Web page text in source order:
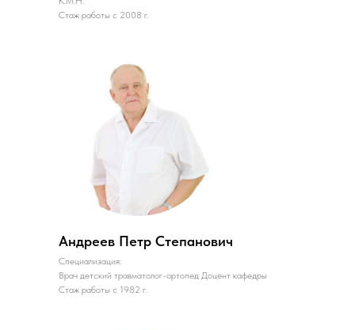
Стаж работы с 2008 г.
Андреев Петр Степанович
Специализация:
Врач детский травматолог-ортопед Доцент кафедры
Стаж работы с 1982 г.